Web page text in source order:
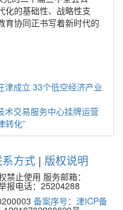
化的基础性、战略性支
育协同正书写着新时代的
津成立 33个低空经济产业
术交易服务中心挂牌运营
转化”
方式| 版权说明
止使用 服务邮箱：
报电话：25204288
备案序号：津ICP备